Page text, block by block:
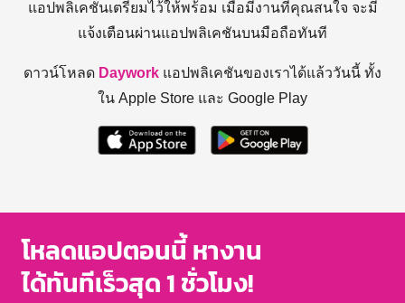
แอปพลิเคชันเตรียมไว้ให้พร้อม เมื่อมีงานที่คุณสนใจ จะมี
แจ้งเตือนผ่านแอปพลิเคชันบนมือถือทันที
ดาวน์โหลด Daywork แอปพลิเคชันของเราได้แล้ววันนี้ ทั้ง
ใน Apple Store และ Google Play
โหลดแอปตอนนี้ หางาน
ได้ทันทีเร็วสุด 1 ชั่วโมง!